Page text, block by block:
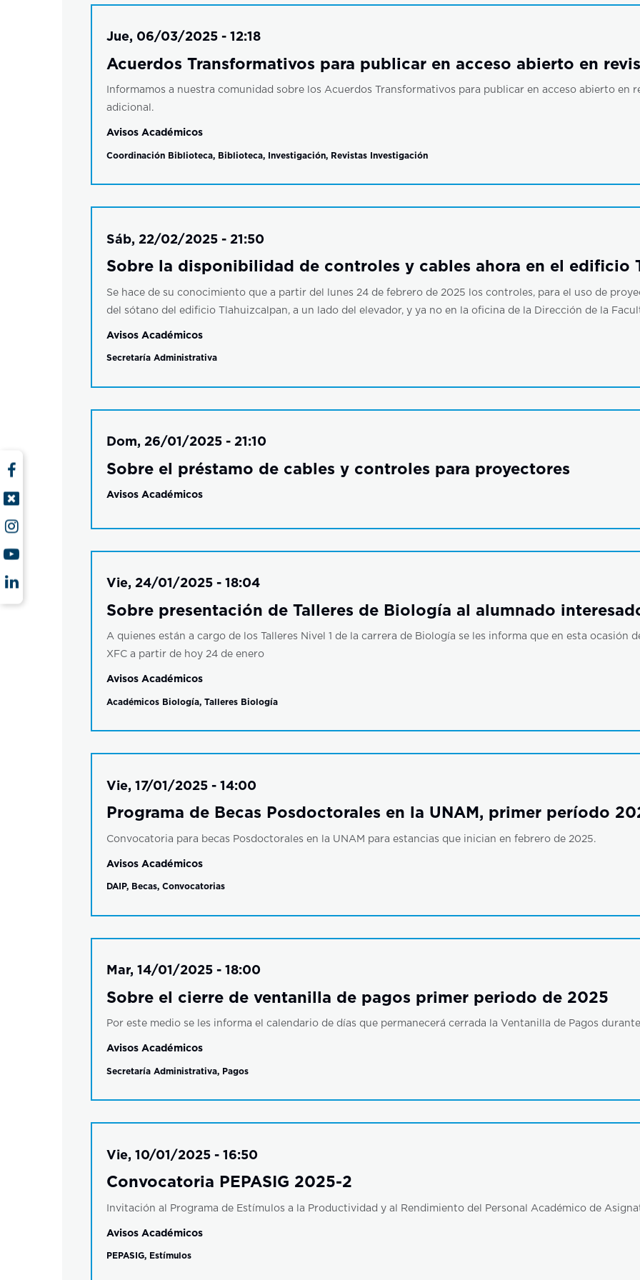
Jue, 06/03/2025 - 12:18
Acuerdos Transformativos para publicar en acceso abierto en
Informamos a nuestra comunidad sobre los Acuerdos Transformativos para publicar en acceso abierto en
adicional.
Avisos Académicos
Coordinación Biblioteca, Biblioteca, Investigación, Revistas Investigación
Sáb, 22/02/2025 - 21:50
Sobre la disponibilidad de controles y cables ahora en el edificio
Se hace de su conocimiento que a partir del lunes 24 de febrero de 2025 los controles, para el uso de
del sótano del edificio Tlahuizcalpan, a un lado del elevador, y ya no en la oficina de la Dirección de la
Avisos Académicos
Secretaría Administrativa
Dom, 26/01/2025 - 21:10
Sobre el préstamo de cables y controles para proyectores
Avisos Académicos
Vie, 24/01/2025 - 18:04
Sobre presentación de Talleres de Biología al alumnado
A quienes están a cargo de los Talleres Nivel 1 de la carrera de Biología se les informa que en esta ocasión
XFC a partir de hoy 24 de enero
Avisos Académicos
Académicos Biología, Talleres Biología
Vie, 17/01/2025 - 14:00
Programa de Becas Posdoctorales en la UNAM, primer período
Convocatoria para becas Posdoctorales en la UNAM para estancias que inician en febrero de 2025.
Avisos Académicos
DAIP, Becas, Convocatorias
Mar, 14/01/2025 - 18:00
Sobre el cierre de ventanilla de pagos primer periodo de 2025
Por este medio se les informa el calendario de días que permanecerá cerrada la Ventanilla de Pagos
Avisos Académicos
Secretaría Administrativa, Pagos
Vie, 10/01/2025 - 16:50
Convocatoria PEPASIG 2025-2
Invitación al Programa de Estímulos a la Productividad y al Rendimiento del Personal Académico de
Avisos Académicos
PEPASIG, Estímulos